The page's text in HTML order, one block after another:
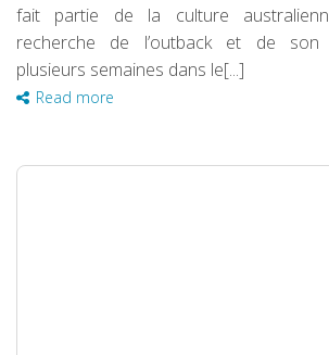
fait partie de la culture
recherche de l’outback et de son
plusieurs semaines dans le[...]
Read more